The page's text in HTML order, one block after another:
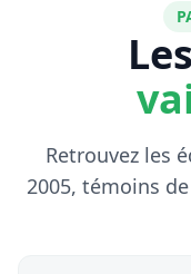
Retrouvez les
2005, témoins